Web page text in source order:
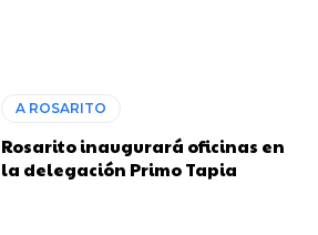
A ROSARITO
Rosarito inaugurará oficinas en
la delegación Primo Tapia